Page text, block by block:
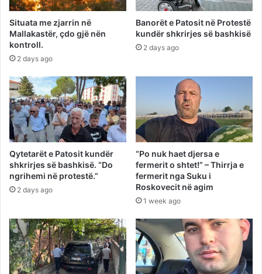
Situata me zjarrin në
Mallakastër, çdo gjë nën
kontroll.
2 days ago
Banorët e Patosit në Protestë
kundër shkrirjes së bashkisë
2 days ago
Qytetarët e Patosit kundër
shkrirjes së bashkisë. “Do
ngrihemi në protestë.”
2 days ago
“Po nuk haet djersa e
fermerit o shtet!” – Thirrja e
fermerit nga Suku i
Roskovecit në agim
1 week ago